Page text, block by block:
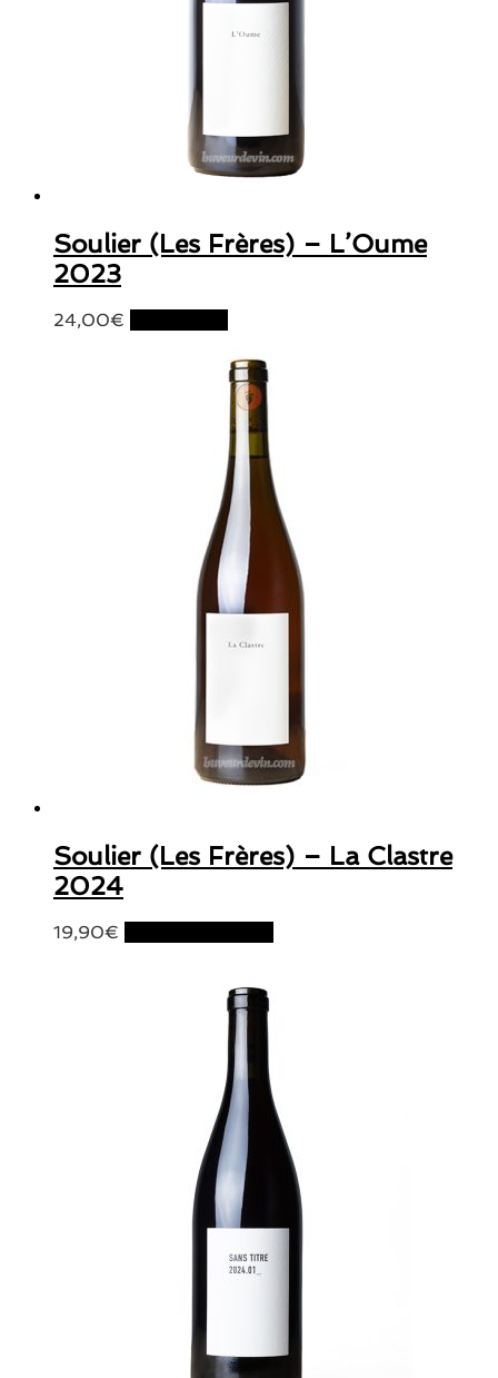
Soulier (Les Frères) – L’Oume
2023
24,00€
Soulier (Les Frères) – La Clastre
2024
19,90€